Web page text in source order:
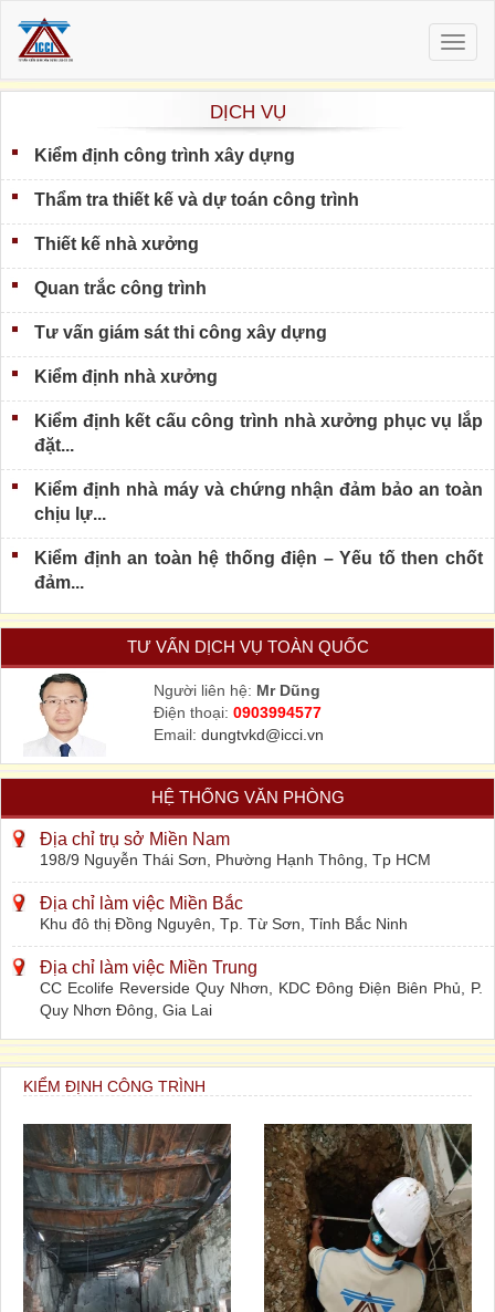
DỊCH VỤ
Kiểm định công trình xây dựng
Thẩm tra thiết kế và dự toán công trình
Thiết kế nhà xưởng
Quan trắc công trình
Tư vấn giám sát thi công xây dựng
Kiểm định nhà xưởng
Kiểm định kết cấu công trình nhà xưởng phục vụ lắp
đặt...
Kiểm định nhà máy và chứng nhận đảm bảo an toàn
chịu lự...
Kiểm định an toàn hệ thống điện – Yếu tố then chốt
đảm...
TƯ VẤN DỊCH VỤ TOÀN QUỐC
Người liên hệ: Mr Dũng
Điện thoại: 0903994577
Email: dungtvkd@icci.vn
HỆ THỐNG VĂN PHÒNG
Địa chỉ trụ sở Miền Nam
198/9 Nguyễn Thái Sơn, Phường Hạnh Thông, Tp HCM
Địa chỉ làm việc Miền Bắc
Khu đô thị Đồng Nguyên, Tp. Từ Sơn, Tỉnh Bắc Ninh
Địa chỉ làm việc Miền Trung
CC Ecolife Reverside Quy Nhơn, KDC Đông Điện Biên Phủ, P.
Quy Nhơn Đông, Gia Lai
KIỂM ĐỊNH CÔNG TRÌNH